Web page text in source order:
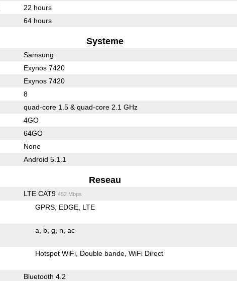
22 hours
64 hours
Systeme
Samsung
Exynos 7420
Exynos 7420
8
quad-core 1.5 & quad-core 2.1 GHz
4GO
64GO
None
Android 5.1.1
Reseau
LTE CAT9 452 Mbps
GPRS EDGE LTE
a b g n ac
Hotspot WiFi Double bande WiFi Direct
Bluetooth 4.2